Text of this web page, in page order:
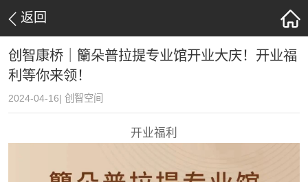
返回
创智康桥｜籣朵普拉提专业馆开业大庆！开业福
利等你来领！
2024-04-16| 创智空间
开业福利